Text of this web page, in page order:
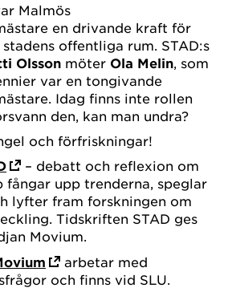
Malmös
en drivande kraft för
offentliga rum. STAD:s
Olsson möter Ola Melin , som
var en tongivande
Idag finns inte rollen
den, kan man undra?
och förfriskningar!
– debatt och reflexion om
fångar upp trenderna, speglar
lyfter fram forskningen om
Tidskriften STAD ges
Movium.
arbetar med
och finns vid SLU.